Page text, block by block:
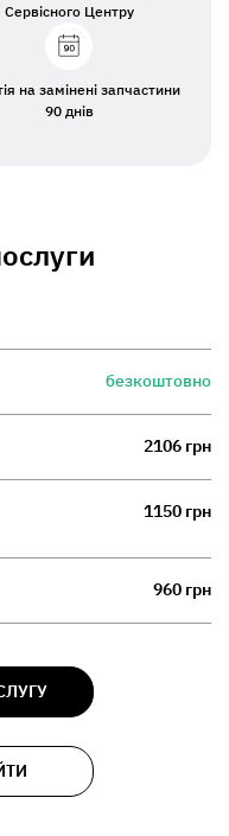
Сервісного Центру
на замінені запчастини
90 днів
безкоштовно
2106 грн
1150 грн
960 грн